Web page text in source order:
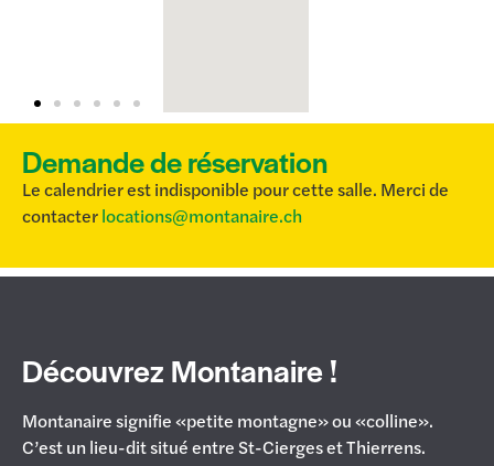
Demande de réservation
Le calendrier est indisponible pour cette salle. Merci de
contacterlocations@montanaire.ch
Découvrez Montanaire !
Montanaire signifie «petite montagne» ou «colline».
C’est un lieu-dit situé entre St-Cierges et Thierrens.